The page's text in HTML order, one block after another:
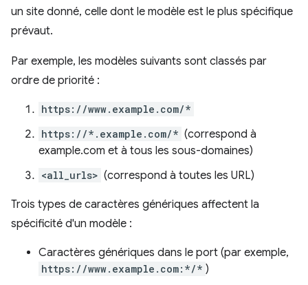
un site donné, celle dont le modèle est le plus spécifique
prévaut.
Par exemple, les modèles suivants sont classés par
ordre de priorité :
https://www.example.com/*
https://*.example.com/* (correspond à
example.com et à tous les sous-domaines)
<all_urls> (correspond à toutes les URL)
Trois types de caractères génériques affectent la
spécificité d'un modèle :
Caractères génériques dans le port (par exemple,
https://www.example.com:*/* )